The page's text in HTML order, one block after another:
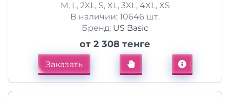
M, L, 2XL, S, XL, 3XL, 4XL, XS
В наличии: 10646 шт.
Бренд: US Basic
от 2 308 тенге
Заказать